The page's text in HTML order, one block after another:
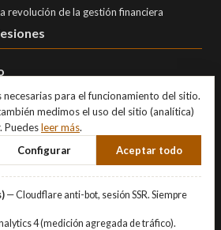
revolución de la gestión financiera
necesarias para el funcionamiento del sitio.
medimos el uso del sitio (analítica)
Puedesleer más.
Configurar Aceptar todo
— Cloudflare anti-bot, sesión SSR. Siempre
4 (medición agregada de tráfico).